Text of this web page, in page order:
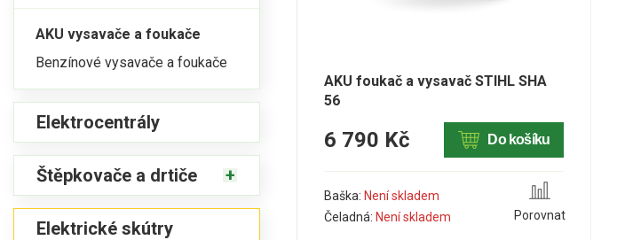
AKU vysavače a foukače
Benzínové vysavače a foukače
Elektrocentrály
Štěpkovače a drtiče
Elektrické skútry
AKU foukač a vysavač STIHL SHA
56
6 790 Kč Do košíku
Baška: Není skladem
Čeladná: Není skladem Porovnat